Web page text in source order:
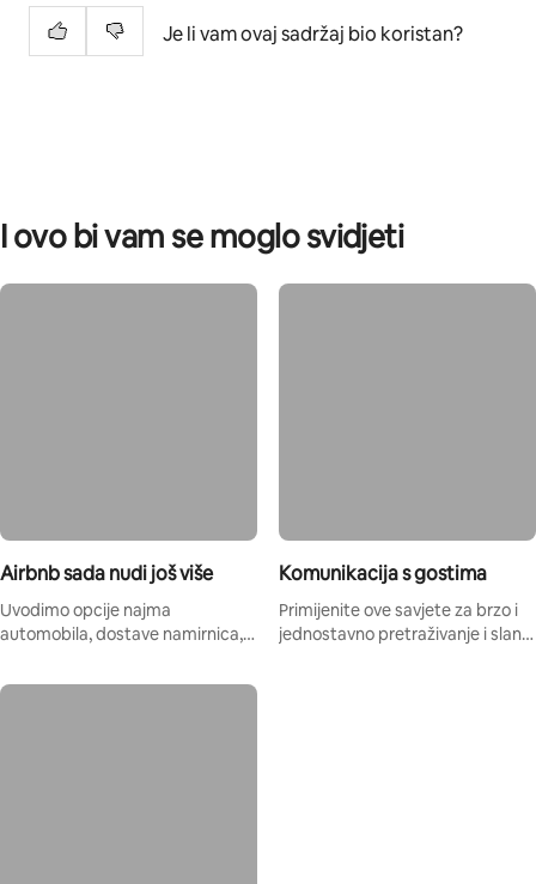
Je li vam ovaj sadržaj bio koristan?
I ovo bi vam se moglo svidjeti
Airbnb sada nudi još više
Uvodimo opcije najma
automobila, dostave namirnica,
hotele i drugo.
Komunikacija s gostima
Primijenite ove savjete za brzo i
jednostavno pretraživanje i slanje